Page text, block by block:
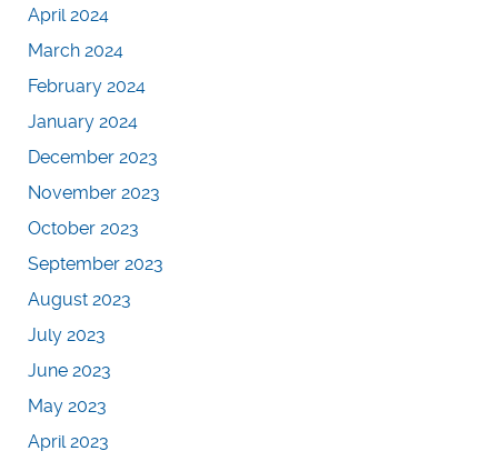
April 2024
March 2024
February 2024
January 2024
December 2023
November 2023
October 2023
September 2023
August 2023
July 2023
June 2023
May 2023
April 2023